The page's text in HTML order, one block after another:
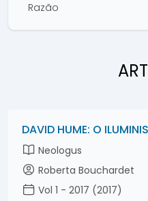
Razão
DAVID HUME: O
Neologus
Roberta Bouchardet
Vol 1 - 2017 (2017)